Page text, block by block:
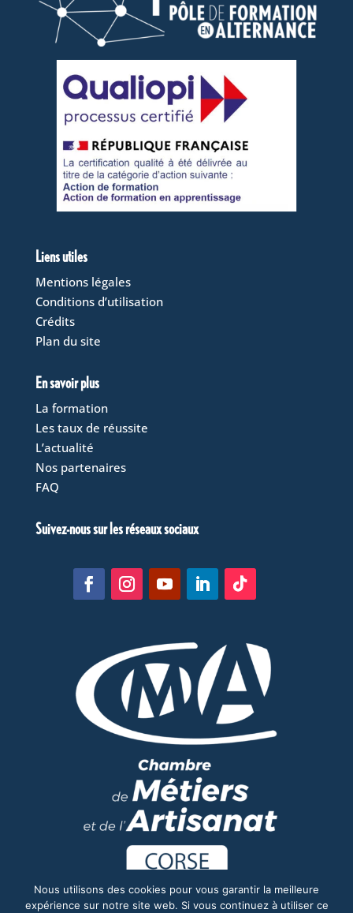
Liens utiles
Mentions légales
Conditions d’utilisation
Crédits
Plan du site
En savoir plus
La formation
Les taux de réussite
L’actualité
Nos partenaires
FAQ
Suivez-nous sur les réseaux sociaux
Nous utilisons des cookies pour vous garantir la meilleure
expérience sur notre site web. Si vous continuez à utiliser ce